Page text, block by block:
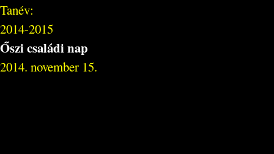
Tanév:
2014-2015
Őszi családi nap
2014. november 15.